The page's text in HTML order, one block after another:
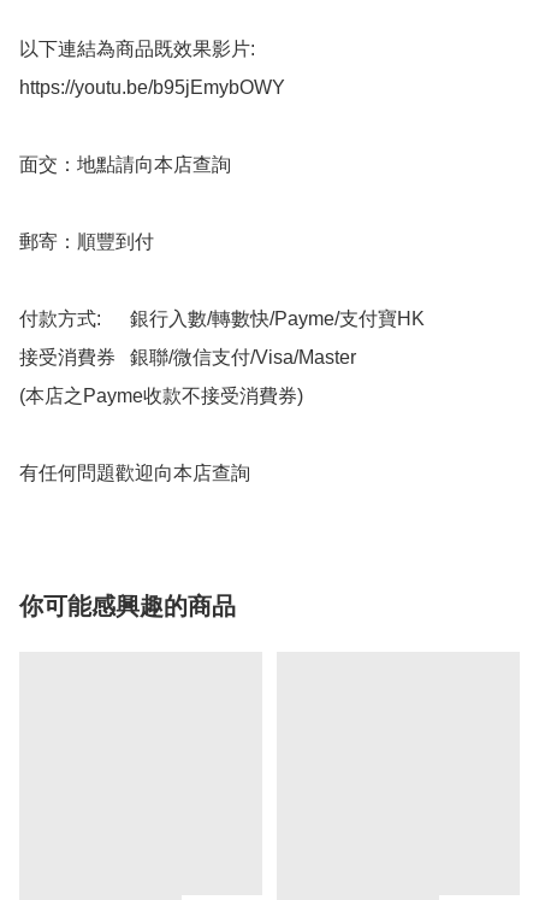
以下連結為商品既效果影片:
https://youtu.be/b95jEmybOWY
面交：地點請向本店查詢
郵寄：順豐到付
付款方式:      銀行入數/轉數快/Payme/支付寶HK
接受消費券   銀聯/微信支付/Visa/Master
(本店之Payme收款不接受消費券)
有任何問題歡迎向本店查詢
你可能感興趣的商品